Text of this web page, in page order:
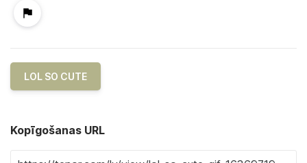
LOL SO CUTE
Kopīgošanas URL